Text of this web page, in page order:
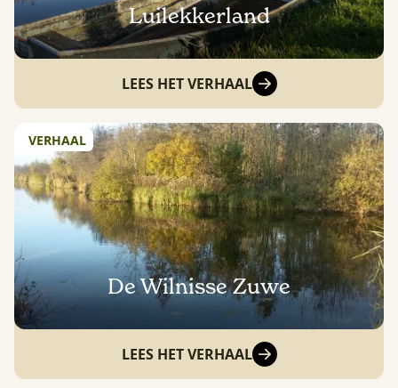
Luilekkerland
LEES HET VERHAAL
VERHAAL
De Wilnisse Zuwe
LEES HET VERHAAL